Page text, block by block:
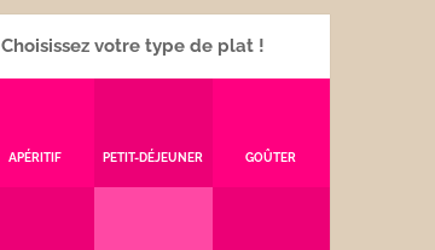
Choisissez votre type de plat !
APÉRITIF PETIT-DÉJEUNER GOÛTER